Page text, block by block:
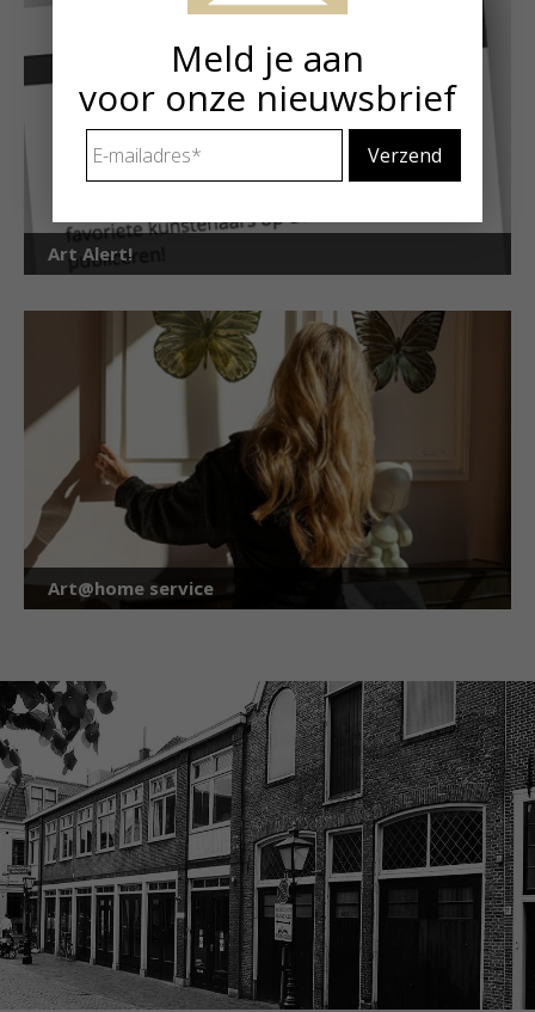
Art Alert!
Art@home service
Meld je aan
voor onze nieuwsbrief
mailadres *